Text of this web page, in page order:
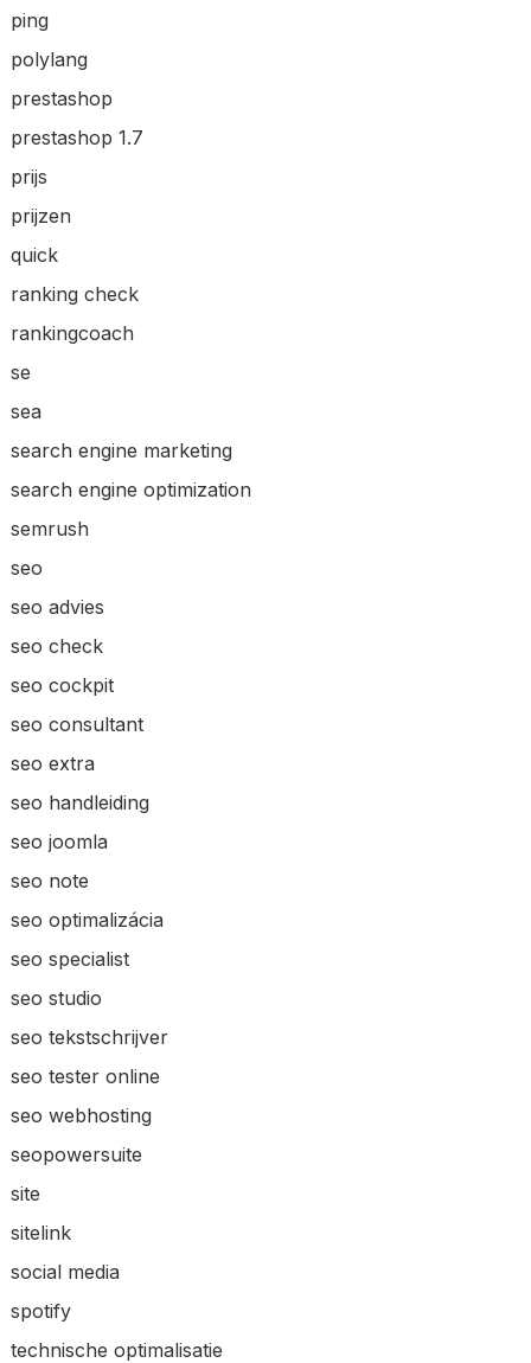
ping
polylang
prestashop
prestashop 1.7
prijs
prijzen
quick
ranking check
rankingcoach
se
sea
search engine marketing
search engine optimization
semrush
seo
seo advies
seo check
seo cockpit
seo consultant
seo extra
seo handleiding
seo joomla
seo note
seo optimalizácia
seo specialist
seo studio
seo tekstschrijver
seo tester online
seo webhosting
seopowersuite
site
sitelink
social media
spotify
technische optimalisatie